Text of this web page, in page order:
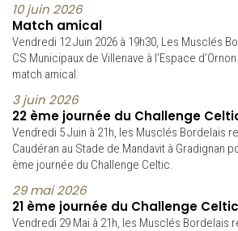
10 juin 2026
Match amical
Vendredi 12 Juin 2026 à 19h30, Les Musclés
CS Municipaux de Villenave à l’Espace
match amical.
3 juin 2026
22 ème journée du Challenge
Vendredi 5 Juin à 21h, les Musclés Bordelais
Caudéran au Stade de Mandavit à Gradignan
ème journée du Challenge Celtic.
29 mai 2026
21 ème journée du Challenge Celtic
Vendredi 29 Mai à 21h, les Musclés Bordelais